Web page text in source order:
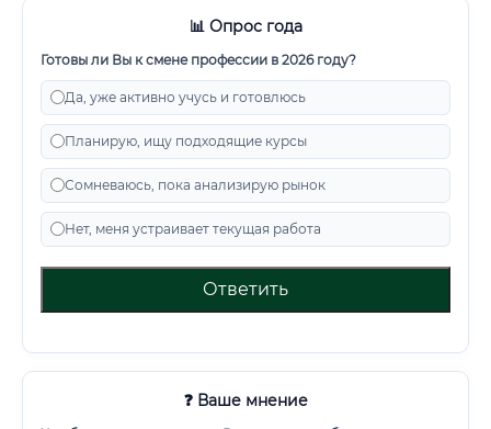
📊 Опрос года
Готовы ли Вы к смене профессии в 2026 году?
Да, уже активно учусь и готовлюсь
Планирую, ищу подходящие курсы
Сомневаюсь, пока анализирую рынок
Нет, меня устраивает текущая работа
Ответить
❓ Ваше мнение